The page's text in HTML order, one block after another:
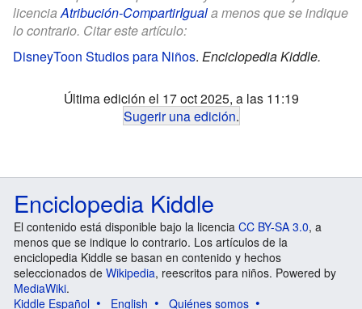
licenciaAtribución-CompartirIguala menos que se indique
lo contrario. Citar este artículo:
DisneyToon Studios para Niños. Enciclopedia Kiddle.
Última edición el 17 oct 2025, a las 11:19
Sugerir una edición.
Enciclopedia Kiddle
El contenido está disponible bajo la licencia CC BY-SA 3.0, a
menos que se indique lo contrario. Los artículos de la
enciclopedia Kiddle se basan en contenido y hechos
seleccionados de Wikipedia, reescritos para niños. Powered by
MediaWiki.
Kiddle Español
English Quiénes somos